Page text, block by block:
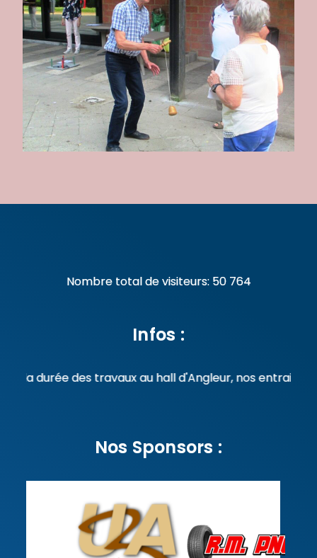
Nombre total de visiteurs: 50 764
Infos :
durée des travaux au hall d'Angleur, nos entrainements
Nos Sponsors :